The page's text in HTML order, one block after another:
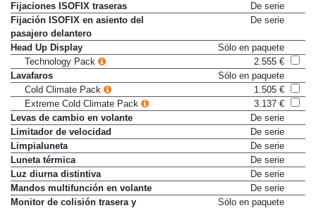
Fijaciones ISOFIX traseras
De serie
Fijación ISOFIX en asiento del
pasajero delantero
De serie
Head Up Display
Sólo en paquete
Technology Pack
2.555 €
Lavafaros
Sólo en paquete
Cold Climate Pack
1.505 €
Extreme Cold Climate Pack
3.137 €
Levas de cambio en volante
De serie
Limitador de velocidad
De serie
Limpialuneta
De serie
Luneta térmica
De serie
Luz diurna distintiva
De serie
Mandos multifunción en volante
De serie
Monitor de colisión trasera y
Sólo en paquete